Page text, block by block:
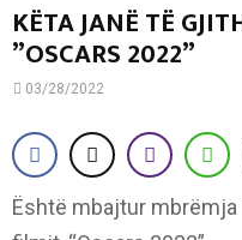
KËTA JANË TË
”OSCARS 2022”
03/28/2022
Është mbajtur